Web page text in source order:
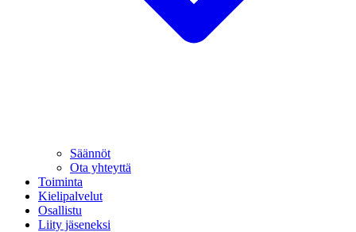
Säännöt
Ota yhteyttä
Toiminta
Kielipalvelut
Osallistu
Liity jäseneksi